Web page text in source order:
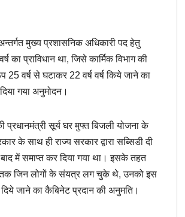
मुख्य प्रशासनिक अधिकारी पद हेतु
का प्राविधान था, जिसे कार्मिक विभाग की
वर्ष से घटाकर 22 वर्ष वर्ष किये जाने का
गया अनुमोदन।
प्रधानमंत्री सूर्य घर मुफ्त बिजली योजना के
के साथ ही राज्य सरकार द्वारा सब्सिडी दी
में समाप्त कर दिया गया था। इसके तहत
तक जिन लोगों के संयत्र लग चुके थे, उनको इस
जाने का कैबिनेट प्रदान की अनुमति।